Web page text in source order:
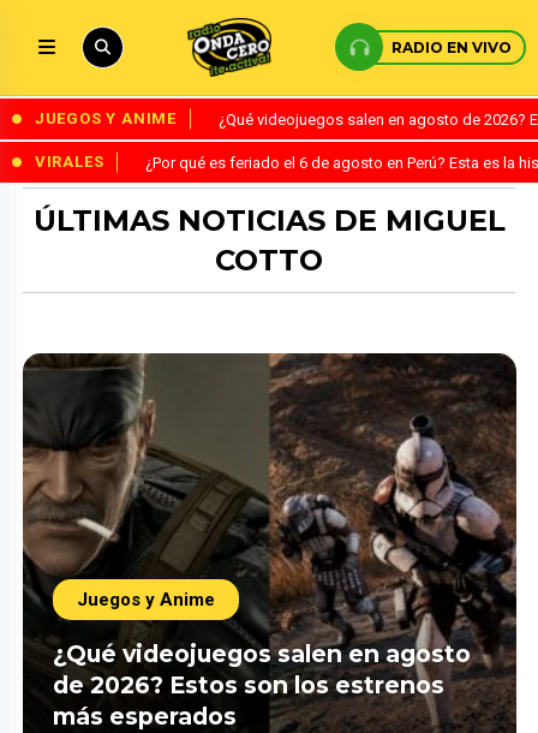
RADIO EN VIVO
JUEGOS Y ANIME ¿Qué videojuegos salen en agosto de
VIRALES ¿Por qué es feriado el 6 de agosto en Perú? Esta es la
ÚLTIMAS NOTICIAS DE MIGUEL
COTTO
Juegos y Anime
¿Qué videojuegos salen en agosto
de 2026? Estos son los estrenos
más esperados